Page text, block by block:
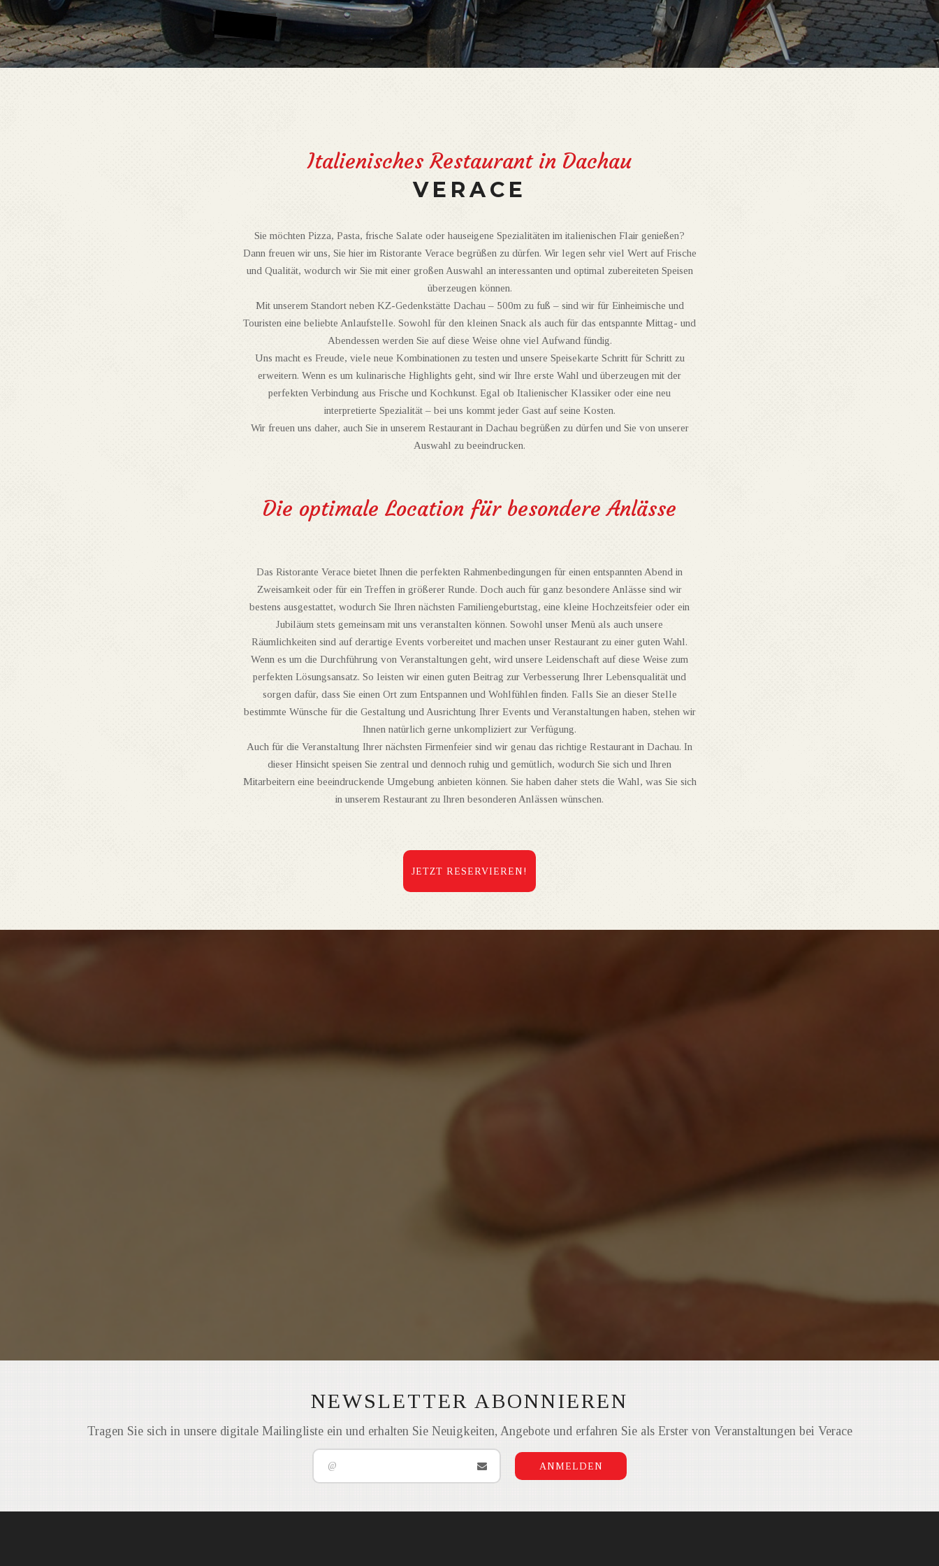
Italienisches Restaurant in Dachau
VERACE
Sie möchten Pizza, Pasta, frische Salate oder hauseigene Spezialitäten im italienischen Flair genießen?
Dann freuen wir uns, Sie hier im Ristorante Verace begrüßen zu dürfen. Wir legen sehr viel Wert auf Frische
und Qualität, wodurch wir Sie mit einer großen Auswahl an interessanten und optimal zubereiteten Speisen
überzeugen können.
Mit unserem Standort neben KZ-Gedenkstätte Dachau – 500m zu fuß – sind wir für Einheimische und
Touristen eine beliebte Anlaufstelle. Sowohl für den kleinen Snack als auch für das entspannte Mittag- und
Abendessen werden Sie auf diese Weise ohne viel Aufwand fündig.
Uns macht es Freude, viele neue Kombinationen zu testen und unsere Speisekarte Schritt für Schritt zu
erweitern. Wenn es um kulinarische Highlights geht, sind wir Ihre erste Wahl und überzeugen mit der
perfekten Verbindung aus Frische und Kochkunst. Egal ob Italienischer Klassiker oder eine neu
interpretierte Spezialität – bei uns kommt jeder Gast auf seine Kosten.
Wir freuen uns daher, auch Sie in unserem Restaurant in Dachau begrüßen zu dürfen und Sie von unserer
Auswahl zu beeindrucken.
Die optimale Location für besondere Anlässe
Das Ristorante Verace bietet Ihnen die perfekten Rahmenbedingungen für einen entspannten Abend in
Zweisamkeit oder für ein Treffen in größerer Runde. Doch auch für ganz besondere Anlässe sind wir
bestens ausgestattet, wodurch Sie Ihren nächsten Familiengeburtstag, eine kleine Hochzeitsfeier oder ein
Jubiläum stets gemeinsam mit uns veranstalten können. Sowohl unser Menü als auch unsere
Räumlichkeiten sind auf derartige Events vorbereitet und machen unser Restaurant zu einer guten Wahl.
Wenn es um die Durchführung von Veranstaltungen geht, wird unsere Leidenschaft auf diese Weise zum
perfekten Lösungsansatz. So leisten wir einen guten Beitrag zur Verbesserung Ihrer Lebensqualität und
sorgen dafür, dass Sie einen Ort zum Entspannen und Wohlfühlen finden. Falls Sie an dieser Stelle
bestimmte Wünsche für die Gestaltung und Ausrichtung Ihrer Events und Veranstaltungen haben, stehen wir
Ihnen natürlich gerne unkompliziert zur Verfügung.
Auch für die Veranstaltung Ihrer nächsten Firmenfeier sind wir genau das richtige Restaurant in Dachau. In
dieser Hinsicht speisen Sie zentral und dennoch ruhig und gemütlich, wodurch Sie sich und Ihren
Mitarbeitern eine beeindruckende Umgebung anbieten können. Sie haben daher stets die Wahl, was Sie sich
in unserem Restaurant zu Ihren besonderen Anlässen wünschen.
JETZT RESERVIEREN!
NEWSLETTER ABONNIEREN
Tragen Sie sich in unsere digitale Mailingliste ein und erhalten Sie Neuigkeiten, Angebote und erfahren Sie als Erster von Veranstaltungen bei Verace
ANMELDEN